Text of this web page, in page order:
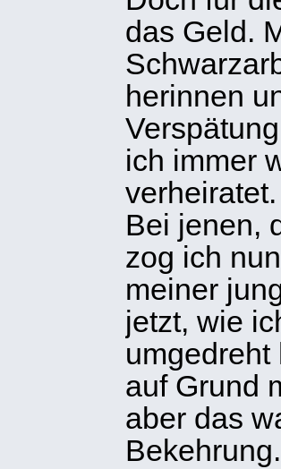
das Geld.
herinnen
ich immer
verheiratet.
Bei jenen,
zog ich
meiner
jetzt, wie
auf Grund
aber das
Bekehrung.